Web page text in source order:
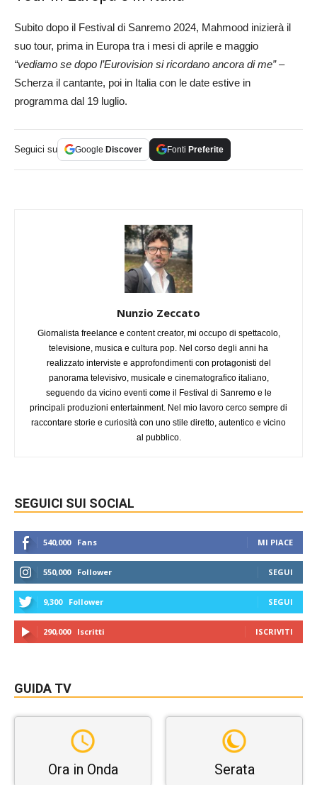
Subito dopo il Festival di Sanremo 2024, Mahmood inizierà il
suo tour, prima in Europa tra i mesi di aprile e maggio
“vediamo se dopo l’Eurovision si ricordano ancora di me”–
Scherza il cantante, poi in Italia con le date estive in
programma dal 19 luglio.
Seguici su Google Discover Fonti Preferite
Nunzio Zeccato
Giornalista freelance e content creator, mi occupo di spettacolo,
televisione, musica e cultura pop. Nel corso degli anni ha
realizzato interviste e approfondimenti con protagonisti del
panorama televisivo, musicale e cinematografico italiano,
seguendo da vicino eventi come il Festival di Sanremo e le
principali produzioni entertainment. Nel mio lavoro cerco sempre di
raccontare storie e curiosità con uno stile diretto, autentico e vicino
al pubblico.
SEGUICI SUI SOCIAL
540,000 Fans MI PIACE
550,000 Follower SEGUI
9,300 Follower SEGUI
290,000 Iscritti ISCRIVITI
GUIDA TV
Ora in Onda Serata